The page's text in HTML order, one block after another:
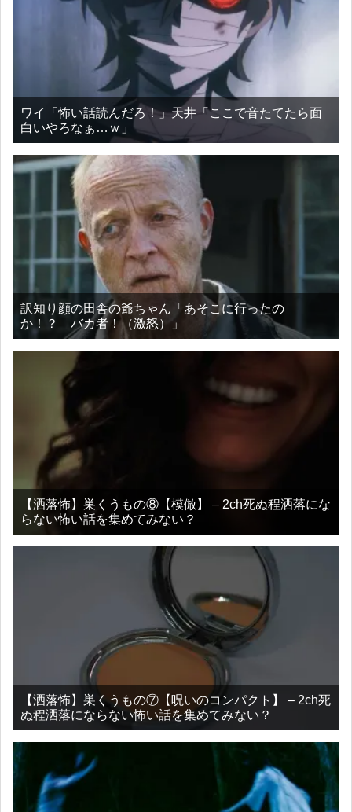
ワイ「怖い話読んだろ！」天井「ここで音たてたら面
白いやろなぁ…ｗ」
訳知り顔の田舎の爺ちゃん「あそこに行ったの
か！？ バカ者！（激怒）」
【洒落怖】巣くうもの⑧【模倣】 – 2ch死ぬ程洒落にな
らない怖い話を集めてみない？
【洒落怖】巣くうもの⑦【呪いのコンパクト】 – 2ch死
ぬ程洒落にならない怖い話を集めてみない？